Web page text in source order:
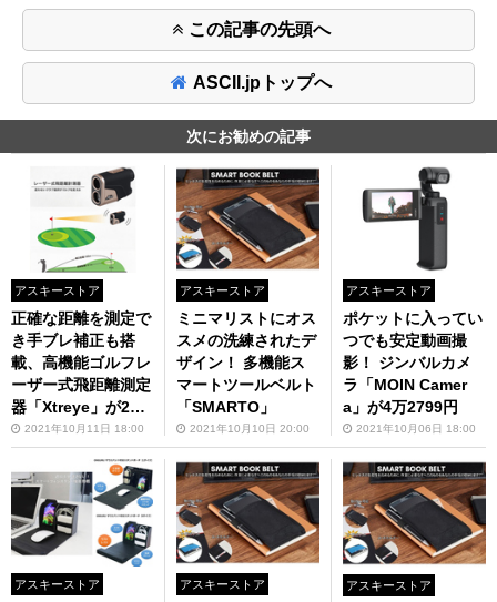
この記事の先頭へ
ASCII.jpトップへ
次にお勧めの記事
アスキーストア
正確な距離を測定で
き手ブレ補正も搭
載、高機能ゴルフレ
ーザー式飛距離測定
器「Xtreye」が2万
4800円
2021年10月11日 18:00
アスキーストア
ミニマリストにオス
スメの洗練されたデ
ザイン！ 多機能ス
マートツールベルト
「SMARTO」
2021年10月10日 20:00
アスキーストア
ポケットに入ってい
つでも安定動画撮
影！ ジンバルカメ
ラ「MOIN Camer
a」が4万2799円
2021年10月06日 18:00
アスキーストア アスキーストア アスキーストア